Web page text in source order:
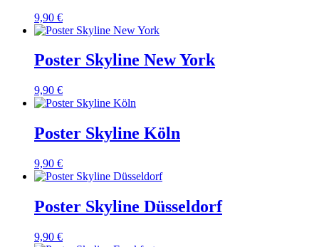
9,90 €
Poster Skyline New York
9,90 €
Poster Skyline Köln
9,90 €
Poster Skyline Düsseldorf
9,90 €